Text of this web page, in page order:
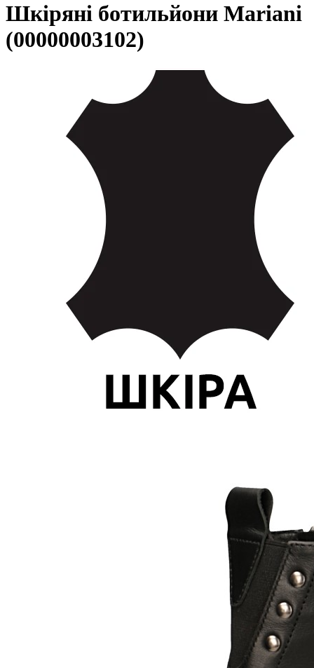
Шкіряні ботильйони Mariani
(00000003102)